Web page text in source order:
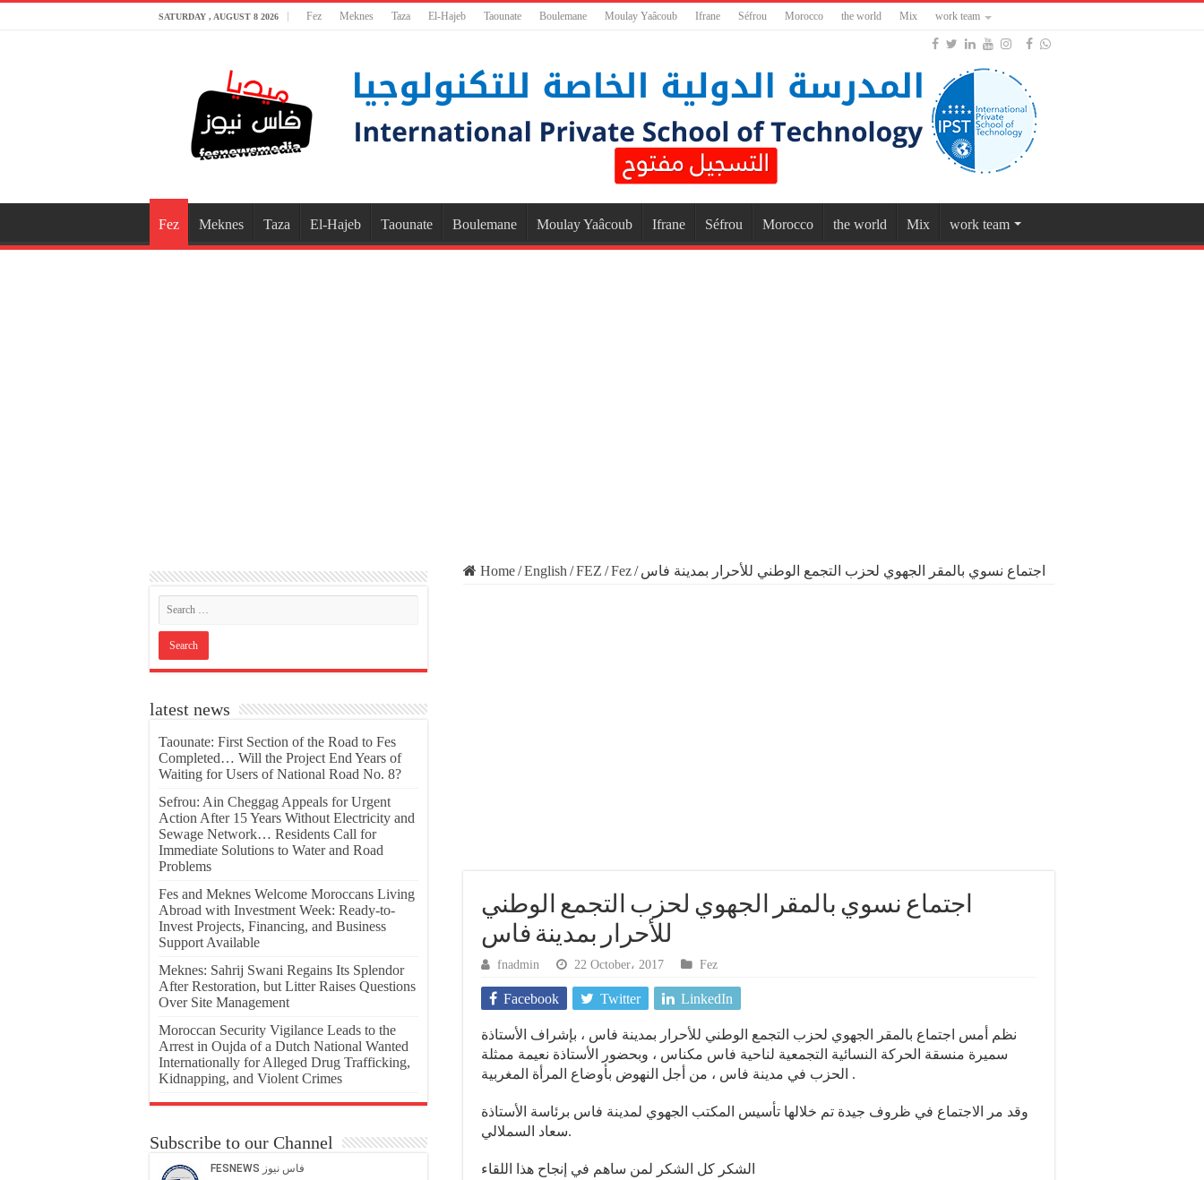
SATURDAY , AUGUST 8 2026 Fez Meknes Taza El-Hajeb Taounate Boulemane Moulay Yaâcoub Ifrane Séfrou Morocco the world Mix work team
Fez Meknes Taza El-Hajeb Taounate Boulemane Moulay Yaâcoub Ifrane Séfrou Morocco the world Mix work team
Home/English /FEZ /Fez/ اجتماع نسوي بالمقر الجهوي لحزب التجمع الوطني للأحرار بمدينة فاس
اجتماع نسوي بالمقر الجهوي لحزب التجمع الوطني
للأحرار بمدينة فاس
fnadmin 22 October، 2017 Fez
Facebook Twitter LinkedIn
نظم أمس اجتماع بالمقر الجهوي لحزب التجمع الوطني للأحرار بمدينة فاس ، بإشراف الأستاذة
سميرة منسقة الحركة النسائية التجمعية لناحية فاس مكناس ، وبحضور الأستاذة نعيمة ممثلة
الحزب في مدينة فاس ، من أجل النهوض بأوضاع المرأة المغربية .
وقد مر الاجتماع في ظروف جيدة تم خلالها تأسيس المكتب الجهوي لمدينة فاس برئاسة الأستاذة
سعاد السملالي.
الشكر كل الشكر لمن ساهم في إنجاح هذا اللقاء
latest news
Taounate: First Section of the Road to Fes
Completed… Will the Project End Years of
Waiting for Users of National Road No. 8?
Sefrou: Ain Cheggag Appeals for Urgent
Action After 15 Years Without Electricity and
Sewage Network… Residents Call for
Immediate Solutions to Water and Road
Problems
Fes and Meknes Welcome Moroccans Living
Abroad with Investment Week: Ready-to-
Invest Projects, Financing, and Business
Support Available
Meknes: Sahrij Swani Regains Its Splendor
After Restoration, but Litter Raises Questions
Over Site Management
Moroccan Security Vigilance Leads to the
Arrest in Oujda of a Dutch National Wanted
Internationally for Alleged Drug Trafficking,
Kidnapping, and Violent Crimes
Subscribe to our Channel